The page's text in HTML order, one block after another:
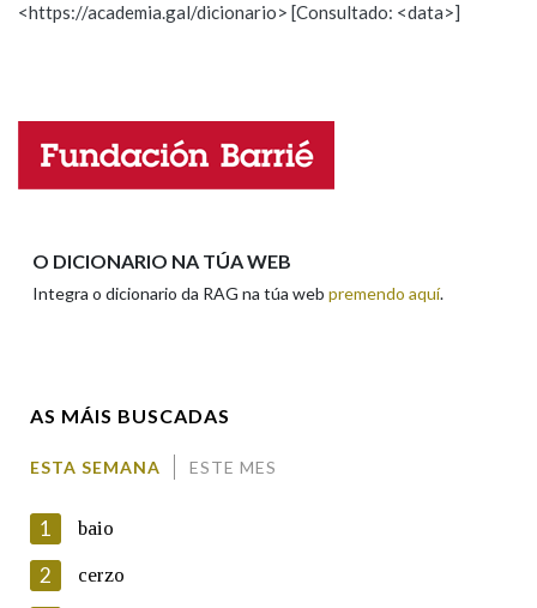
OUTRAS OPCIÓNS DE BUSCA
Pertence a
Propoño mellorar a definición
Nome
<https://academia.gal/dicionario> [Consultado: <data>]
O DICIONARIO NA TÚA WEB
Integra o dicionario da RAG na túa web premendo aquí.
AS MÁIS BUSCADAS
ESTA SEMANA ESTE MES
1 baio
2 cerzo